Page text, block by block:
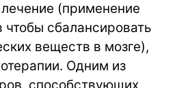
(применение
чтобы сбалансировать
веществ в мозге),
Одним из